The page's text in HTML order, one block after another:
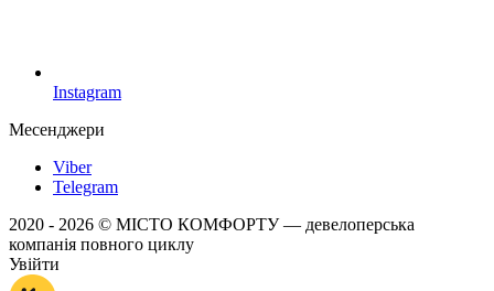
Instagram
Месенджери
Viber
Telegram
2020 - 2026 © МІСТО КОМФОРТУ — девелоперська
компанія повного циклу
Увійти